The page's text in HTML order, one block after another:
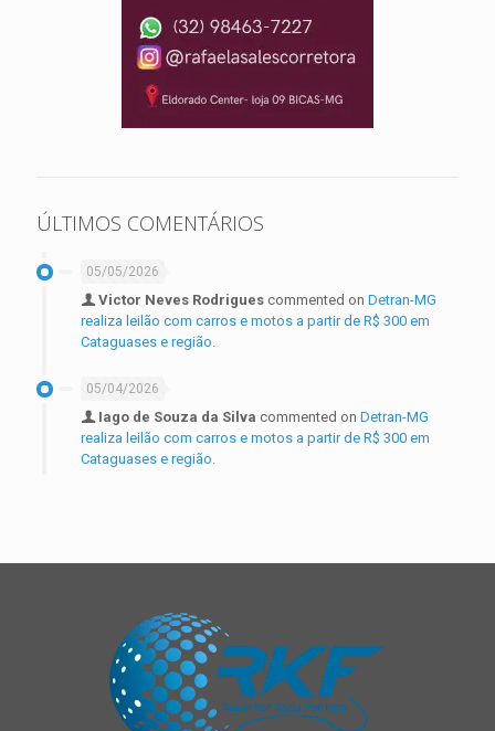
ÚLTIMOS COMENTÁRIOS
05/05/2026
Victor Neves Rodrigues commented on Detran-MG
realiza leilão com carros e motos a partir de R$ 300 em
Cataguases e região.
05/04/2026
Iago de Souza da Silva commented on Detran-MG
realiza leilão com carros e motos a partir de R$ 300 em
Cataguases e região.